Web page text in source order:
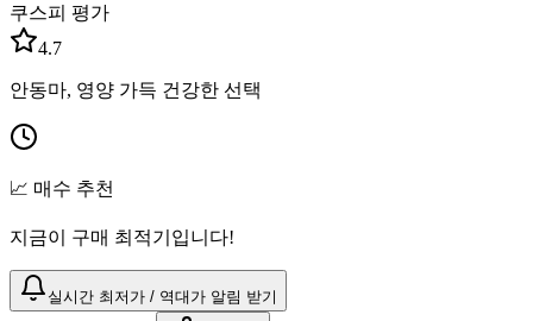
쿠스피 평가
4.7
안동마, 영양 가득 건강한 선택
📈 매수 추천
지금이 구매 최적기입니다!
실시간 최저가 / 역대가 알림 받기